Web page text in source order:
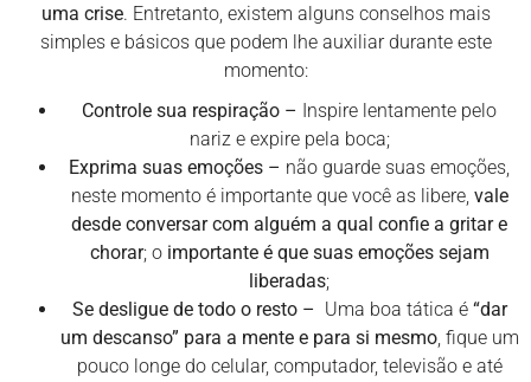
uma crise. Entretanto, existem alguns conselhos mais
simples e básicos que podem lhe auxiliar durante este
momento:
Controle sua respiração – Inspire lentamente pelo
nariz e expire pela boca;
Exprima suas emoções – não guarde suas emoções,
neste momento é importante que você as libere, vale
desde conversar com alguém a qual confie a gritar e
chorar; o importante é que suas emoções sejam
liberadas;
Se desligue de todo o resto – Uma boa tática é “dar
um descanso” para a mente e para si mesmo, fique um
pouco longe do celular, computador, televisão e até